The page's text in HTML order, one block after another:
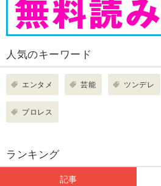
人気のキーワード
エンタメ 芸能 ツンデレ
プロレス
ランキング
記事